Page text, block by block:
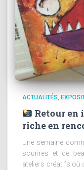
ACTUALITÉS
Retour en
riche en
Une semaine
sourires et de
ateliers créatifs où